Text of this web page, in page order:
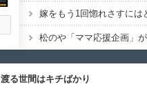
嫁をもう1回惚れさすには
渡る世間はキチばかり